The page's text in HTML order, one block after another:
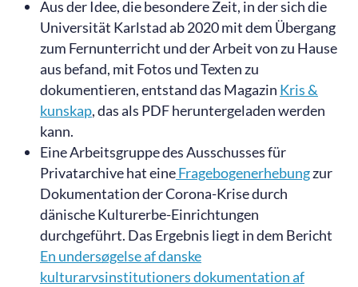
Aus der Idee, die besondere Zeit, in der sich die
Universität Karlstad ab 2020 mit dem Übergang
zum Fernunterricht und der Arbeit von zu Hause
aus befand, mit Fotos und Texten zu
dokumentieren, entstand das Magazin Kris &
kunskap, das als PDF heruntergeladen werden
kann.
Eine Arbeitsgruppe des Ausschusses für
Privatarchive hat eineFragebogenerhebungzur
Dokumentation der Corona-Krise durch
dänische Kulturerbe-Einrichtungen
durchgeführt. Das Ergebnis liegt in dem Bericht
En undersøgelse af danske
kulturarvsinstitutioners dokumentation af